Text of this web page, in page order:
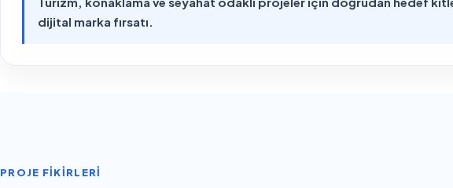
dijital marka fırsatı.
PROJE FIKIRLERI